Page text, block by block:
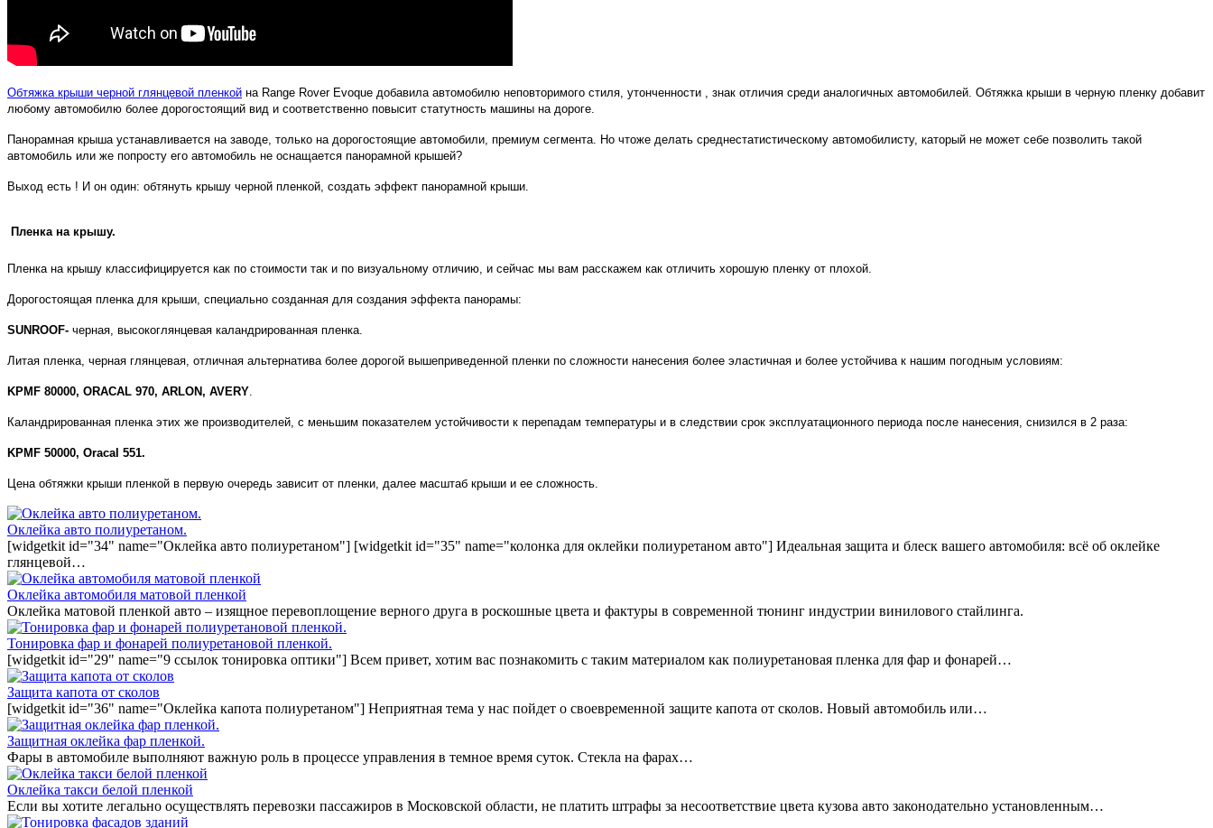
Обтяжка крыши черной глянцевой пленкой на Range Rover Evoque добавила автомобилю неповторимого стиля, утонченности , знак отличия среди аналогичных автомобилей. Обтяжка крыши в черную пленку добавит
любому автомобилю более дорогостоящий вид и соответственно повысит статутность машины на дороге.
Панорамная крыша устанавливается на заводе, только на дорогостоящие автомобили, премиум сегмента. Но чтоже делать среднестатистическому автомобилисту, каторый не может себе позволить такой
автомобиль или же попросту его автомобиль не оснащается панорамной крышей?
Выход есть ! И он один: обтянуть крышу черной пленкой, создать эффект панорамной крыши.
Пленка на крышу.
Пленка на крышу классифицируется как по стоимости так и по визуальному отличию, и сейчас мы вам расскажем как отличить хорошую пленку от плохой.
Дорогостоящая пленка для крыши, специально созданная для создания эффекта панорамы:
SUNROOF- черная, высокоглянцевая каландрированная пленка.
Литая пленка, черная глянцевая, отличная альтернатива более дорогой вышеприведенной пленки по сложности нанесения более эластичная и более устойчива к нашим погодным условиям:
KPMF 80000, ORACAL 970, ARLON, AVERY
Каландрированная пленка этих же производителей, с меньшим показателем устойчивости к перепадам температуры и в следствии срок эксплуатационного периода после нанесения, снизился в 2 раза:
KPMF 50000, Oracal 551.
Цена обтяжки крыши пленкой в первую очередь зависит от пленки, далее масштаб крыши и ее сложность.
Оклейка авто полиуретаном.
[widgetkit id="34" name="Оклейка авто полиуретаном"] [widgetkit id="35" name="колонка для оклейки полиуретаном авто"] Идеальная защита и блеск вашего автомобиля: всё об оклейке
глянцевой…
Оклейка автомобиля матовой пленкой
Оклейка матовой пленкой авто – изящное перевоплощение верного друга в роскошные цвета и фактуры в современной тюнинг индустрии винилового стайлинга.
Тонировка фар и фонарей полиуретановой пленкой.
[widgetkit id="29" name="9 ссылок тонировка оптики"] Всем привет, хотим вас познакомить с таким материалом как полиуретановая пленка для фар и фонарей…
Защита капота от сколов
[widgetkit id="36" name="Оклейка капота полиуретаном"] Неприятная тема у нас пойдет о своевременной защите капота от сколов. Новый автомобиль или…
Защитная оклейка фар пленкой.
Фары в автомобиле выполняют важную роль в процессе управления в темное время суток. Стекла на фарах…
Оклейка такси белой пленкой
Если вы хотите легально осуществлять перевозки пассажиров в Московской области, не платить штрафы за несоответствие цвета кузова авто законодательно установленным…